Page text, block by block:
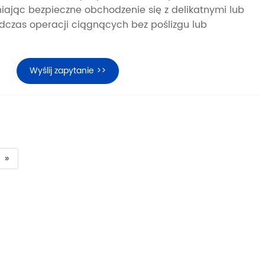
bezpieczne obchodzenie się z delikatnymi lub
operacji ciągnących bez poślizgu lub
Wyślij zapytanie >>
»